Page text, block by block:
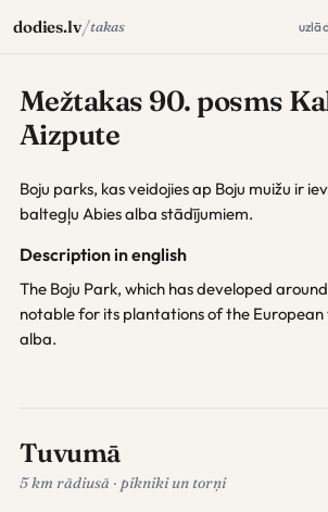
dodies.lv/takas
Mežtakas 90. posms
Aizpute
Boju parks, kas veidojies ap Boju muižu ir
baltegļu Abies alba stādījumiem.
Description in english
The Boju Park, which has developed
notable for its plantations of the European
alba.
Tuvumā
5 km rādiusā · pikniki un torņi